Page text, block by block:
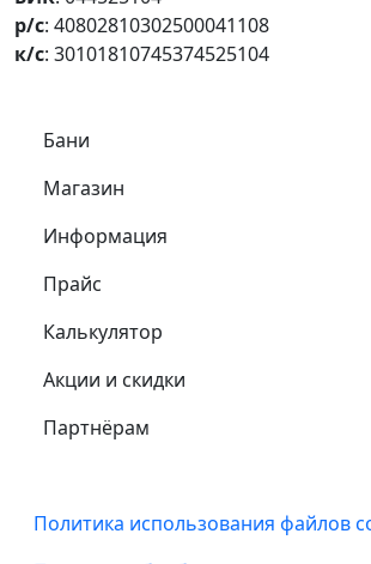
р/с: 40802810302500041108
к/с: 30101810745374525104
Самое важное
Бани
Магазин
Информация
Прайс
Калькулятор
Акции и скидки
Партнёрам
Подвал
Политика использования файлов